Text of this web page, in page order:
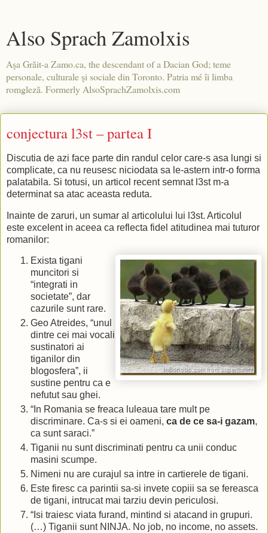
Also Sprach Zamolxis
Aşa Grăit-a Zamo.ca, the descendant of a Dacian God; teme
personale, culturale şi sociale din Toronto. Patria mé îi limba
romgleză. Formerly AlsoSprachZamolxis.com
conjectura l3st – partea I
Discutia de azi face parte din randul celor care-s asa lungi si
complicate, ca nu reusesc niciodata sa le-astern intr-o forma
palatabila. Si totusi, un articol recent semnat l3st m-a
determinat sa atac aceasta reduta.
Inainte de zaruri, un sumar al articolului lui l3st. Articolul
este excelent in aceea ca reflecta fidel atitudinea mai tuturor
romanilor:
Exista tigani
muncitori si
“integrati in
societate”, dar
cazurile sunt rare.
Geo Atreides, “unul
dintre cei mai vocali
sustinatori ai
tiganilor din
blogosfera”, ii
sustine pentru ca e
nefutut sau ghei.
“In Romania se freaca luleaua tare mult pe
discriminare. Ca-s si ei oameni, ca de ce sa-i gazam,
ca sunt saraci.”
Tiganii nu sunt discriminati pentru ca unii conduc
masini scumpe.
Nimeni nu are curajul sa intre in cartierele de tigani.
Este firesc ca parintii sa-si invete copiii sa se fereasca
de tigani, intrucat mai tarziu devin periculosi.
“Isi traiesc viata furand, mintind si atacand in grupuri.
(…) Tiganii sunt NINJA. No job, no income, no assets.